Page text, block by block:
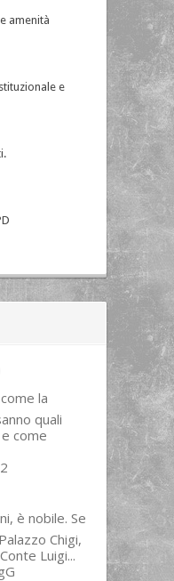
amenità
e
la
quali
come
è nobile. Se
Chigi,
Luigi...